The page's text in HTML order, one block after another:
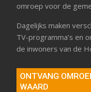
omroep voor de
Dagelijks maken
TV-programma’s en
de inwoners van de
ONTVANG
WAARD